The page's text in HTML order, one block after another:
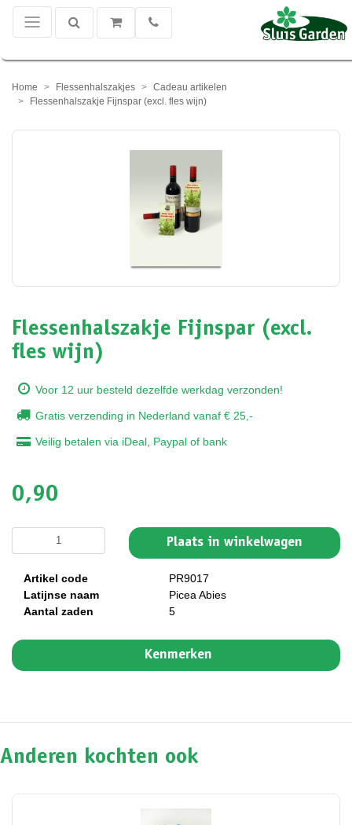
Home Flessenhalszakjes
Cadeau artikelen
Flessenhalszakje Fijnspar (excl. fles wijn)
Flessenhalszakje Fijnspar (excl.
fles wijn)
Voor 12 uur besteld dezelfde werkdag verzonden!
Gratis verzending in Nederland vanaf € 25,-
Veilig betalen via iDeal, Paypal of bank
0,90
Plaats in winkelwagen
Artikel code
PR9017
Latijnse naam
Picea Abies
Aantal zaden
5
Kenmerken
Anderen kochten ook